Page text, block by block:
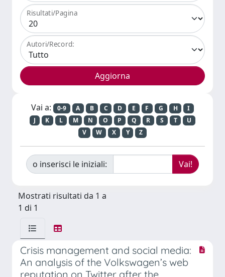
Risultati/Pagina
Autori/Record:
Vai a: 0-9 A B C D E F G H
I
J
K L M N O P Q R S T
U
V
W X Y Z
o inserisci le iniziali:
Mostrati risultati da 1 a
1 di 1
Crisis management and social media:
An analysis of the Volkswagen’s web
reputation on Twitter after the